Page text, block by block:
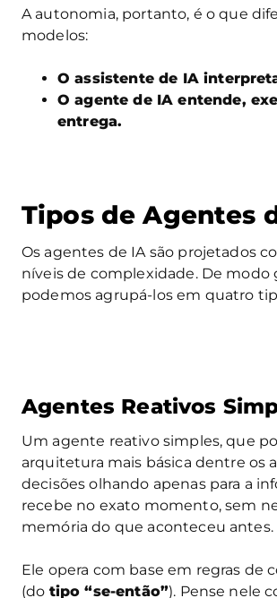
A autonomia, portanto, é o que
modelos:
O assistente de IA
O agente de IA entende,
entrega.
Tipos de Agentes
Os agentes de IA são projetados
níveis de complexidade. De modo
podemos agrupá-los em quatro
Agentes Reativos
Um agente reativo simples, que
arquitetura mais básica dentre os
decisões olhando apenas para a
recebe no exato momento, sem
memória do que aconteceu antes.
Ele opera com base em regras de
(do tipo “se-então”). Pense nele